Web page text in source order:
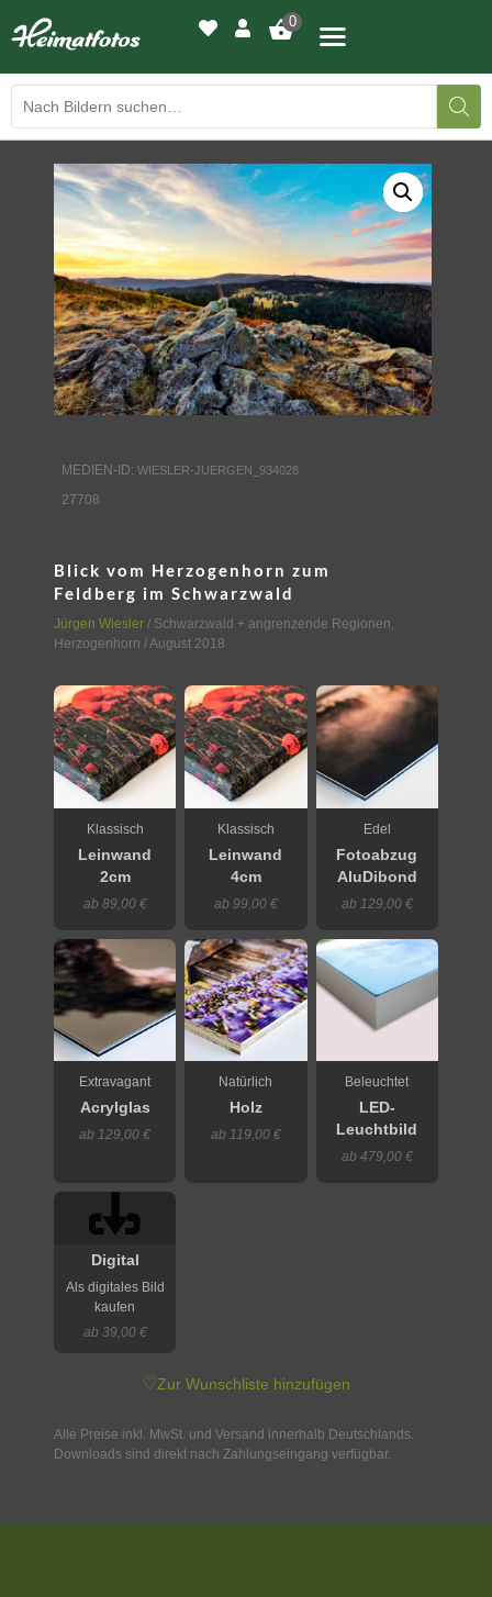
0
BILDERGALERIE
DRUCKQUALITÄTEN
LED-LEUCHTBILDER
WIR DRUCKEN IHR BILD
AUSSTELLUNGEN
KONTAKT
MEDIEN-ID: WIESLER-JUERGEN_934028
27708
Blick vom Herzogenhorn zum
Feldberg im Schwarzwald
Jürgen Wiesler / Schwarzwald + angrenzende Regionen,
Herzogenhorn / August 2018
Klassisch
Leinwand
2cm
ab 89,00 €
Klassisch
Leinwand
4cm
ab 99,00 €
Edel
Fotoabzug
AluDibond
ab 129,00 €
Extravagant
Acrylglas
ab 129,00 €
Natürlich
Holz
ab 119,00 €
Beleuchtet
LED-
Leuchtbild
ab 479,00 €
Digital
Als digitales Bild
kaufen
ab 39,00 €
♡Zur Wunschliste hinzufügen
Alle Preise inkl. MwSt. und Versand innerhalb Deutschlands.
Downloads sind direkt nach Zahlungseingang verfügbar.